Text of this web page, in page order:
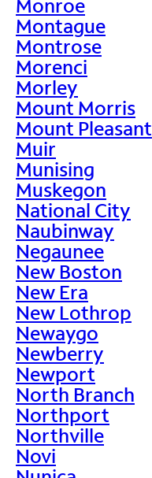
Monroe
Montague
Montrose
Morenci
Morley
Mount Morris
Mount Pleasant
Muir
Munising
Muskegon
National City
Naubinway
Negaunee
New Boston
New Era
New Lothrop
Newaygo
Newberry
Newport
North Branch
Northport
Northville
Novi